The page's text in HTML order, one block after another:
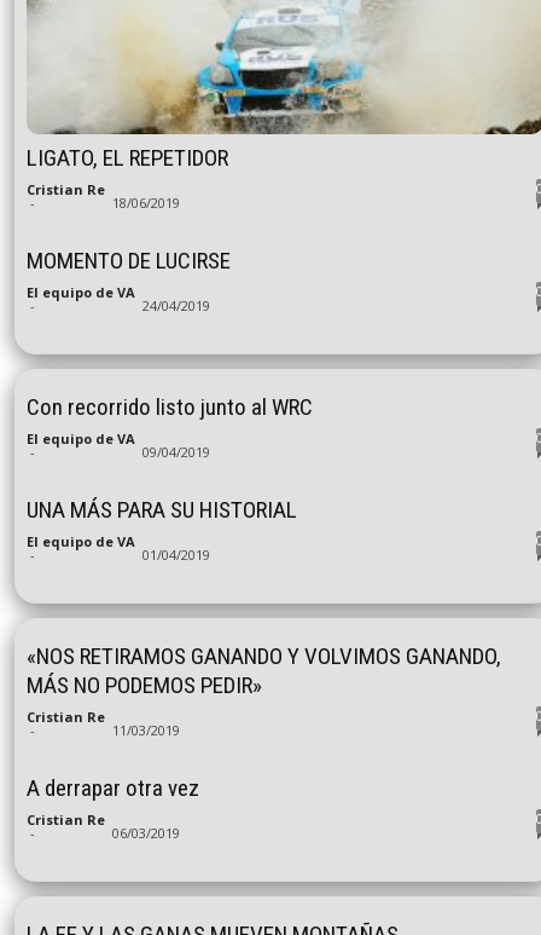
LIGATO, EL REPETIDOR
Cristian Re
- 18/06/2019
MOMENTO DE LUCIRSE
El equipo de VA
- 24/04/2019
Con recorrido listo junto al WRC
El equipo de VA
- 09/04/2019
UNA MÁS PARA SU HISTORIAL
El equipo de VA
- 01/04/2019
«NOS RETIRAMOS GANANDO Y VOLVIMOS GANANDO,
MÁS NO PODEMOS PEDIR»
Cristian Re
- 11/03/2019
A derrapar otra vez
Cristian Re
- 06/03/2019